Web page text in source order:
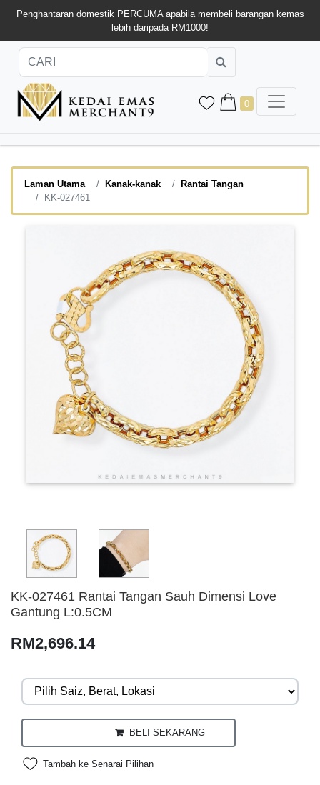
Penghantaran domestik PERCUMA apabila membeli barangan kemas
lebih daripada RM1000!
0
Laman Utama Kanak-kanak
Rantai Tangan
KK-027461
KK-027461 Rantai Tangan Sauh Dimensi Love
Gantung L:0.5CM
RM2,696.14
BELI SEKARANG
Tambah ke Senarai Pilihan